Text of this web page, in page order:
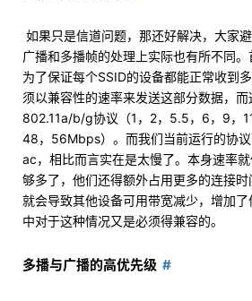
如果只是信道问题，那还好解决，大家
广播和多播帧的处理上实际也有所不同。
为了保证每个SSID的设备都能正常收到
须以兼容性的速率来发送这部分数据，
802.11a/b/g协议（1，2，5.5，6，9，
48，56Mbps）。而我们当前运行的协
ac，相比而言实在是太慢了。本身速率
够多了，他们还得额外占用更多的连接时
就会导致其他设备可用带宽减少，增加
中对于这种情况又是必须得兼容的。
多播与广播的高优先级